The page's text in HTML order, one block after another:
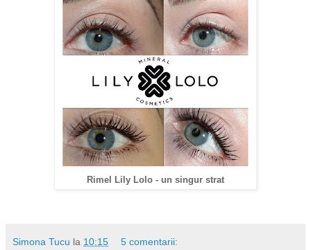
Rimel Lily Lolo - un singur strat
Simona Tucu la 10:15 5 comentarii: